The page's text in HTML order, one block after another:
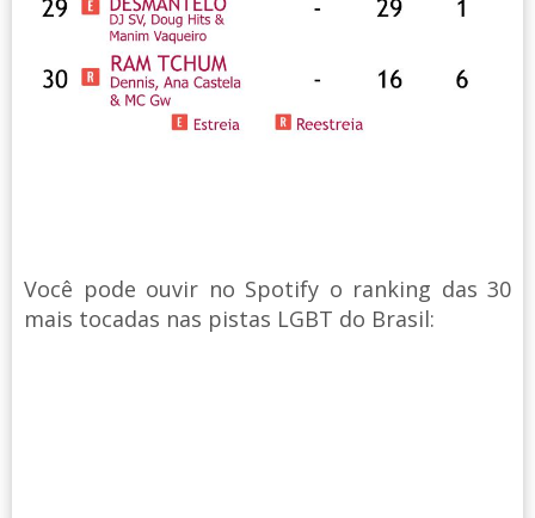
Você pode ouvir no Spotify o ranking das 30
mais tocadas nas pistas LGBT do Brasil: